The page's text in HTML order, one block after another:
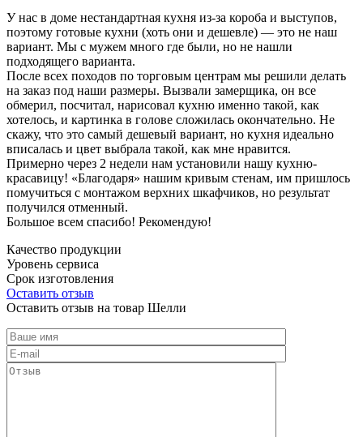
У нас в доме нестандартная кухня из-за короба и выступов,
поэтому готовые кухни (хоть они и дешевле) — это не наш
вариант. Мы с мужем много где были, но не нашли
подходящего варианта.
После всех походов по торговым центрам мы решили делать
на заказ под наши размеры. Вызвали замерщика, он все
обмерил, посчитал, нарисовал кухню именно такой, как
хотелось, и картинка в голове сложилась окончательно. Не
скажу, что это самый дешевый вариант, но кухня идеально
вписалась и цвет выбрала такой, как мне нравится.
Примерно через 2 недели нам установили нашу кухню-
красавицу! «Благодаря» нашим кривым стенам, им пришлось
помучиться с монтажом верхних шкафчиков, но результат
получился отменный.
Большое всем спасибо! Рекомендую!
Качество продукции
Уровень сервиса
Срок изготовления
Оставить отзыв
Оставить отзыв на товар Шелли